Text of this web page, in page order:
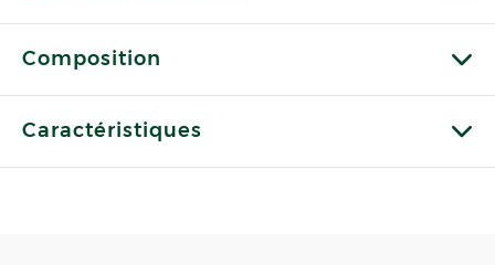
Composition
Caractéristiques